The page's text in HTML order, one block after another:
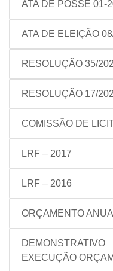
ATA DE POSSE 01-
ATA DE ELEIÇÃO
RESOLUÇÃO 35/
RESOLUÇÃO 17/
COMISSÃO DE
LRF – 2017
LRF – 2016
ORÇAMENTO
EXECUÇÃO